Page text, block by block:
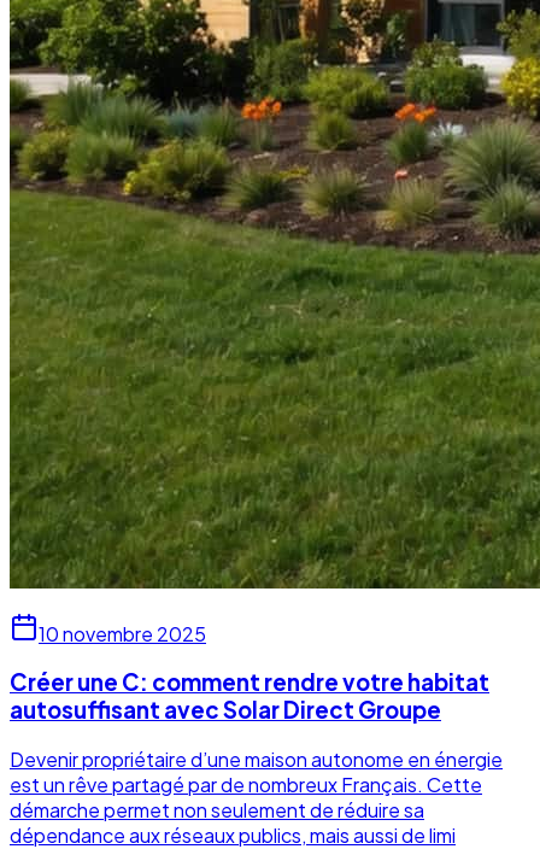
10 novembre 2025
Créer une C: comment rendre votre habitat
autosuffisant avec Solar Direct Groupe
Devenir propriétaire d’une maison autonome en énergie
est un rêve partagé par de nombreux Français. Cette
démarche permet non seulement de réduire sa
dépendance aux réseaux publics, mais aussi de limi